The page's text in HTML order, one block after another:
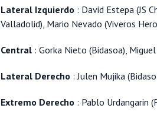
Lateral Izquierdo : David Estepa (JS
Valladolid), Mario Nevado (Viveros
Central : Gorka Nieto (Bidasoa),
Lateral Derecho : Julen Mujika
Extremo Derecho : Pablo Urdangarin